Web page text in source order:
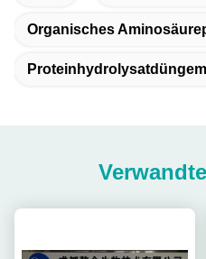
Organisches